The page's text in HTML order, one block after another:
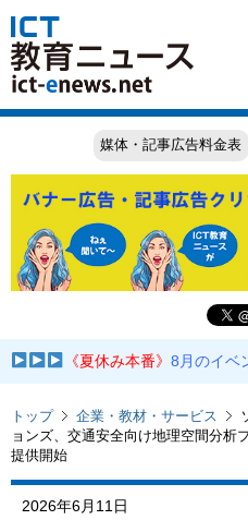
媒体・記事広告料金表
《夏休み本番》8月のイベ
トップ 企業・教材・サービス
ョンズ、交通安全向け地理空間分析
提供開始
2026年6月11日